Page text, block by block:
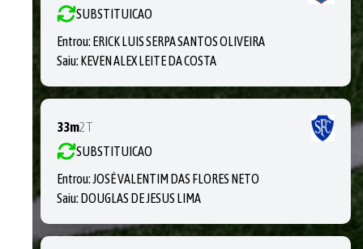
SUBSTITUICAO
Entrou: ERICK LUIS SERPA SANTOS OLIVEIRA
Saiu: KEVEN ALEX LEITE DA COSTA
33m2T
SUBSTITUICAO
Entrou:JOSÉ VALENTIM DAS FLORES NETO
Saiu: DOUGLAS DE JESUS LIMA